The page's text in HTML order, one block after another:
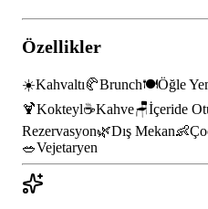
Özellikler
☀️Kahvaltı🥐Brunch🍽️Öğle
🍹Kokteyl☕Kahve🪑İçeride
Rezervasyon🌿Dış Mekan👶
🥗Vejetaryen